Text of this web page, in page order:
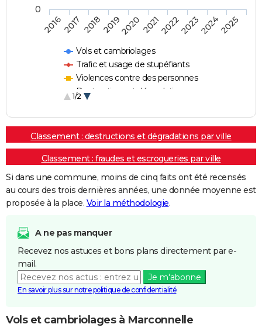
Vols et cambriolages
Trafic et usage de stupéfiants
Violences contre des personnes
Destructions et dégradations
1/2
20162017 20182019202020212022202320242025
0
Classement : destructions et dégradations par ville
Classement : fraudes et escroqueries par ville
Si dans une commune, moins de cinq faits ont été recensés
au cours des trois dernières années, une donnée moyenne est
proposée à la place. Voir la méthodologie.
A ne pas manquer
Recevez nos astuces et bons plans directement par e-
mail.
Je m'abonne
En savoir plus sur notre politique de confidentialité
Vols et cambriolages à Marconnelle